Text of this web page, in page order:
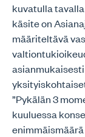
kuvatulla
käsite on
määriteltävä
”Pykälän 3
kuuluessa